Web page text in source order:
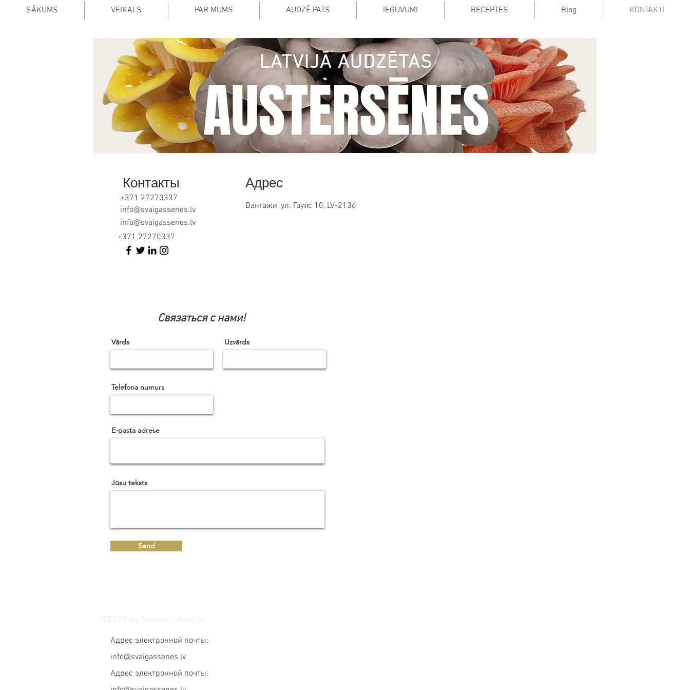
SĀKUMS VEIKALS PAR MUMS AUDZĒ PATS IEGUVUMI RECEPTES Blog KONTAKTI
Адрес
Вангажи, ул. Гауяс 10, LV-2136
Контакты
+371 27270337
info@svaigassenes.lv
+371 27270337
info@svaigassenes.lv
Связаться с нами!
Vārds Uzvārds
Telefona numurs
E-pasta adrese
Jūsu teksts
Send
Адрес электронной почты:
info@svaigassenes.lv
Адрес электронной почты: